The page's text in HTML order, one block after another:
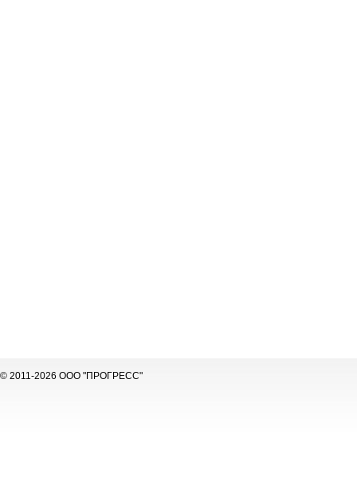
© 2011-2026 ООО "ПРОГРЕСС"